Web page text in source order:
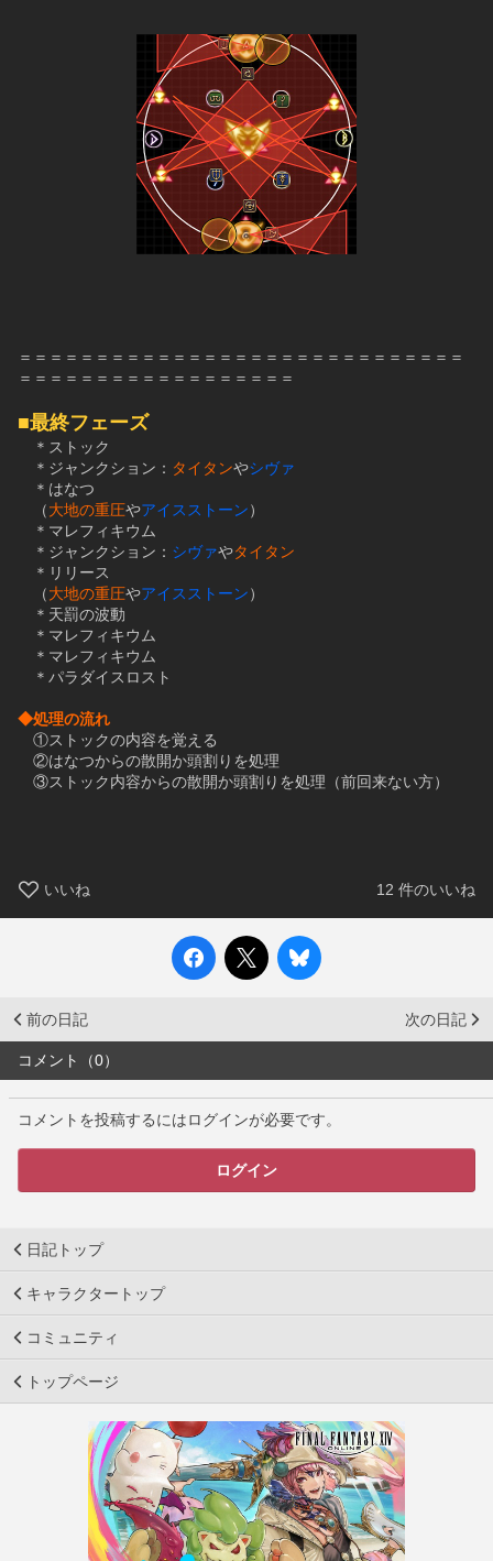
＝＝＝＝＝＝＝＝＝＝＝＝＝＝＝＝＝＝＝＝＝＝＝＝＝＝＝＝＝
＝＝＝＝＝＝＝＝＝＝＝＝＝＝＝＝＝＝
■最終フェーズ
＊ストック
＊ジャンクション： タイタンやシヴァ
＊はなつ
（大地の重圧やアイスストーン）
＊マレフィキウム
＊ジャンクション： シヴァやタイタン
＊リリース
（大地の重圧やアイスストーン）
＊天罰の波動
＊マレフィキウム
＊マレフィキウム
＊パラダイスロスト
◆処理の流れ
①ストックの内容を覚える
②はなつからの散開か頭割りを処理
③ストック内容からの散開か頭割りを処理（前回来ない方）
いいね 12 件のいいね
前の日記 次の日記
コメント（0）
コメントを投稿するにはログインが必要です。
ログイン
日記トップ
キャラクタートップ
コミュニティ
トップページ